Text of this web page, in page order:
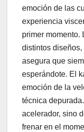
emoción de las
experiencia
primer momento.
distintos
asegura que
esperándote. El
emoción de la
técnica
acelerador, sino
frenar en el